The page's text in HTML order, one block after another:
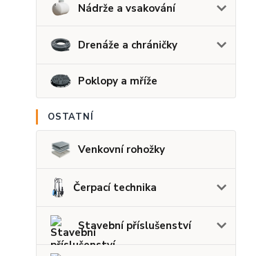
Nádrže a vsakování
Drenáže a chráničky
Poklopy a mříže
OSTATNÍ
Venkovní rohožky
Čerpací technika
Stavební příslušenství